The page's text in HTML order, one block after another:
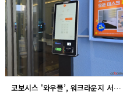
코보시스 '와우플’, 워크라운지 서비스 파이브스팟 고척 1호점에 도입